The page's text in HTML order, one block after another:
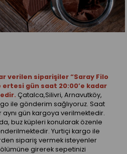
verilen siparişiler “Saray Filo
ertesi gün saat 20:00’e kadar
Çatalca,Silivri, Arnavutköy,
ile gönderim sağlıyoruz. Saat
aynı gün kargoya verilmektedir.
buz küpleri konularak özenle
Yurtiçi kargo ile
sipariş vermek isteyenler
girerek sepetinizi